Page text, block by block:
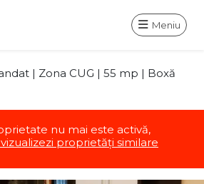
Meniu
| Zona CUG | 55 mp | Boxă
nu mai este activă,
proprietăți similare